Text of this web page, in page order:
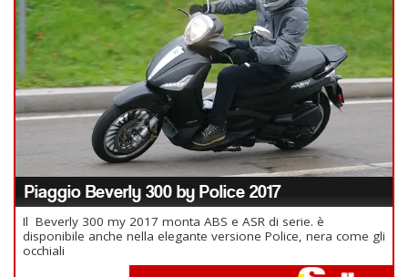
Piaggio Beverly 300 by Police 2017
Il Beverly 300 my 2017 monta ABS e ASR di serie. è
disponibile anche nella elegante versione Police, nera come gli
occhiali